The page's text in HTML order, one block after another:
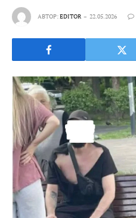
АВТОР:EDITOR 22.05.2026